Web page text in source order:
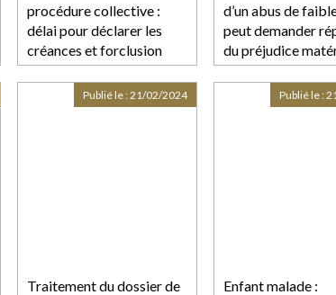
procédure collective :
délai pour déclarer les
créances et forclusion
d’un abus de
peut demander
du préjudice
Traitement du dossier de
Publié le :21/02/2024
Enfant malade :
Publié le :